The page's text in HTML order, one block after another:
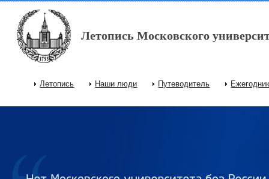
Перейти к основному содержанию
Летопись Московского
Главное меню
Летопись Наши люди Путеводитель